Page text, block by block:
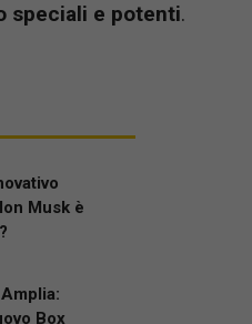
speciali e potenti.
Musk è
Box